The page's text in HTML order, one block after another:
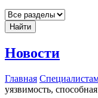
Найти
Новости
Главная
уязвимость,